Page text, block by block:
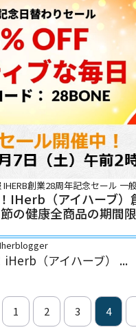
IHERB創業28周年記念セール 一
iHerb（アイハーブ）
の健康全商品の期間
Iherblogger
iHerb（アイハーブ） ...
1 2 3 4